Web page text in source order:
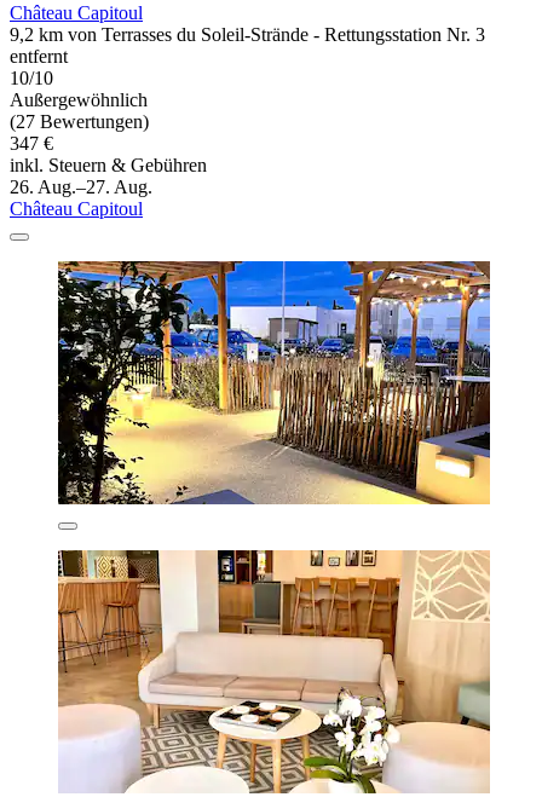
Château Capitoul
9,2 km von Terrasses du Soleil-Strände - Rettungsstation Nr. 3
entfernt
10/10
Außergewöhnlich
(27 Bewertungen)
347 €
inkl. Steuern & Gebühren
26. Aug.–27. Aug.
Château Capitoul